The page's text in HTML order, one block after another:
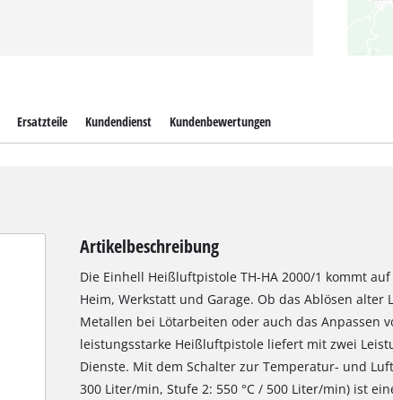
Ersatzteile Kundendienst Kundenbewertungen
Artikelbeschreibung
Die Einhell Heißluftpistole TH-HA 2000/1 kommt
Heim, Werkstatt und Garage. Ob das Ablösen alter
Metallen bei Lötarbeiten oder auch das Anpassen
leistungsstarke Heißluftpistole liefert mit zwei
Dienste. Mit dem Schalter zur Temperatur- und
300 Liter/min, Stufe 2: 550 °C / 500 Liter/min) ist